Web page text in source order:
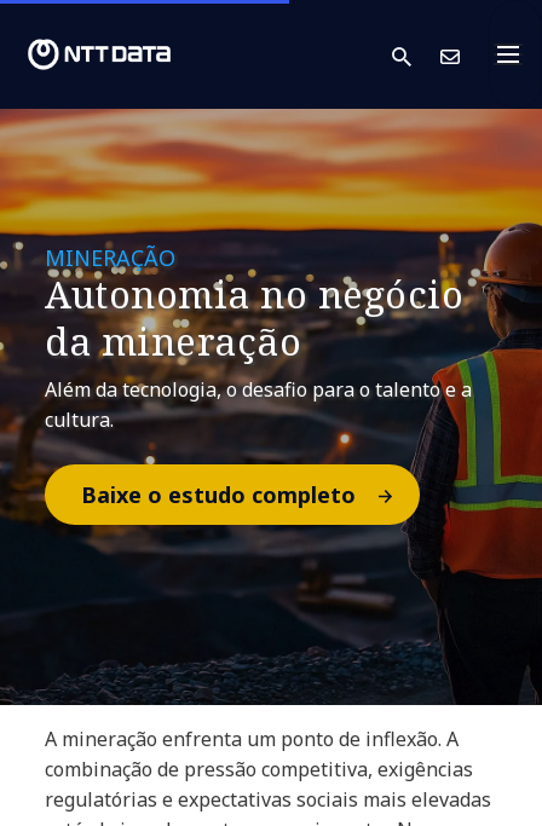
search
MINERAÇÃO
Autonomia no negócio
da mineração
Além da tecnologia, o desafio para o talento e a
cultura.
Baixe o estudo completo
A mineração enfrenta um ponto de inflexão. A
combinação de pressão competitiva, exigências
regulatórias e expectativas sociais mais elevadas